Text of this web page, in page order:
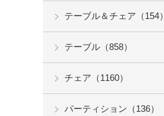
テーブル＆チェア（154）
テーブル（858）
チェア（1160）
パーティション（136）